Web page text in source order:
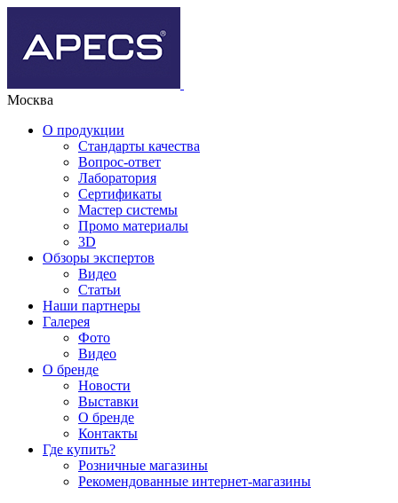
Москва
О продукции
Стандарты качества
Вопрос-ответ
Лаборатория
Сертификаты
Мастер системы
Промо материалы
3D
Обзоры экспертов
Видео
Статьи
Наши партнеры
Галерея
Фото
Видео
О бренде
Новости
Выставки
О бренде
Контакты
Где купить?
Розничные магазины
Рекомендованные интернет-магазины